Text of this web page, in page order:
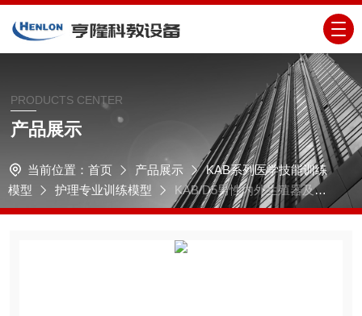
PRODUCTS CENTER
产品展示
当前位置： 首页 产品展示
KAB系列医学技能训练
模型
护理专业训练模型
KAB/D5男性内外生殖器及导
尿模块